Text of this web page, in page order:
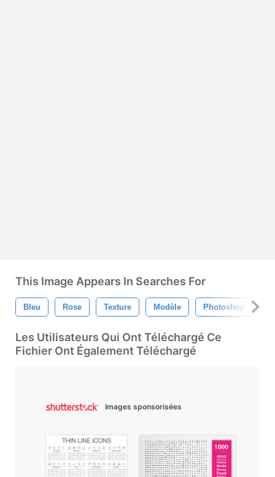
This Image Appears In Searches For
Bleu Rose Texture Modèle Photoshop
Les Utilisateurs Qui Ont Téléchargé Ce
Fichier Ont Également Téléchargé
Images sponsorisées